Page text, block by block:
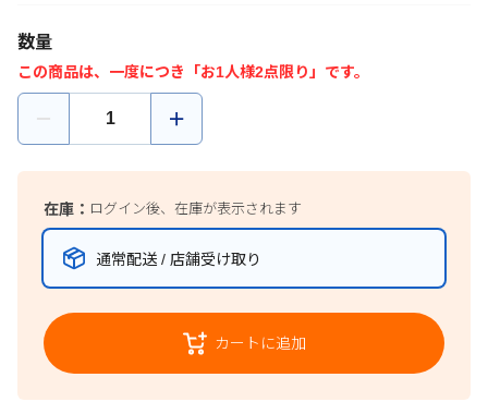
数量
この商品は、一度につき「お1人様2点限り」です。
在庫： ログイン後、在庫が表示されます
通常配送 / 店舗受け取り
カートに追加